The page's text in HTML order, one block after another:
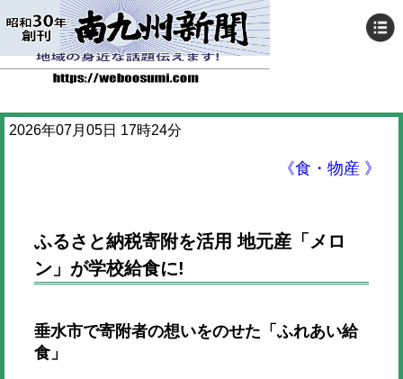
2026年07月05日 17時24分
《食・物産 》
ふるさと納税寄附を活用 地元産「メロ
ン」が学校給食に!
垂水市で寄附者の想いをのせた「ふれあい給
食」